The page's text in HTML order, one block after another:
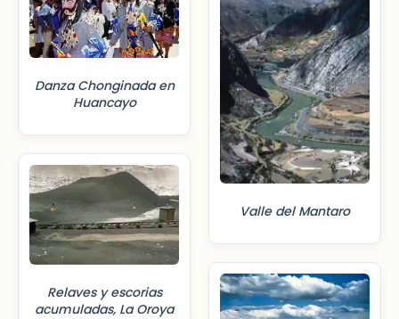
Danza Chonginada en
Huancayo
Relaves y escorias
acumuladas, La Oroya
Valle del Mantaro